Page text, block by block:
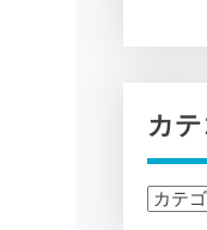
カ
カ